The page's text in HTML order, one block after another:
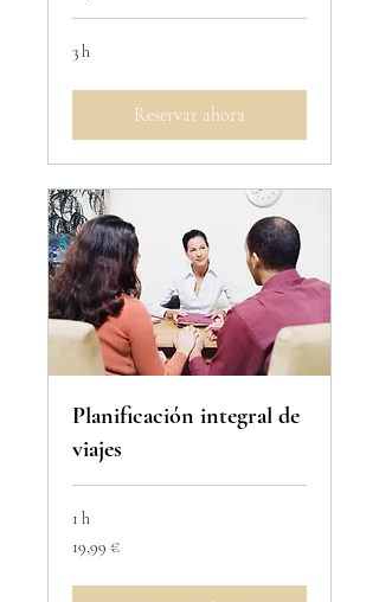
3 h
Reservar ahora
Planificación integral de
viajes
1 h
euros
19,99 €